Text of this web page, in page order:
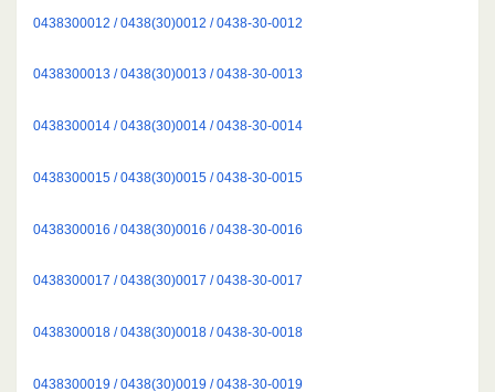
0438300012 / 0438(30)0012 / 0438-30-0012
0438300013 / 0438(30)0013 / 0438-30-0013
0438300014 / 0438(30)0014 / 0438-30-0014
0438300015 / 0438(30)0015 / 0438-30-0015
0438300016 / 0438(30)0016 / 0438-30-0016
0438300017 / 0438(30)0017 / 0438-30-0017
0438300018 / 0438(30)0018 / 0438-30-0018
0438300019 / 0438(30)0019 / 0438-30-0019